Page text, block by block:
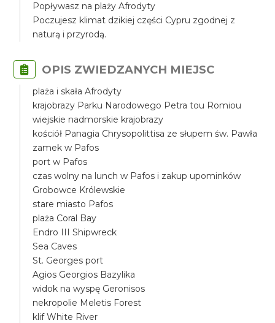
Popływasz na plaży Afrodyty
Poczujesz klimat dzikiej części Cypru zgodnej z
naturą i przyrodą.
OPIS ZWIEDZANYCH MIEJSC
plaża i skała Afrodyty
krajobrazy Parku Narodowego Petra tou Romiou
wiejskie nadmorskie krajobrazy
kościół Panagia Chrysopolittisa ze słupem św. Pawła
zamek w Pafos
port w Pafos
czas wolny na lunch w Pafos i zakup upominków
Grobowce Królewskie
stare miasto Pafos
plaża Coral Bay
Endro III Shipwreck
Sea Caves
St. Georges port
Agios Georgios Bazylika
widok na wyspę Geronisos
nekropolie Meletis Forest
klif White River